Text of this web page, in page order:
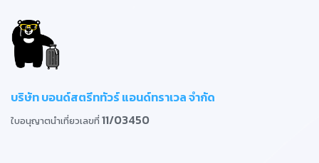
บริษัท บอนด์สตรีททัวร์ แอนด์ทราเวล จำกัด
ใบอนุญาตนำเที่ยวเลขที่ 11/03450